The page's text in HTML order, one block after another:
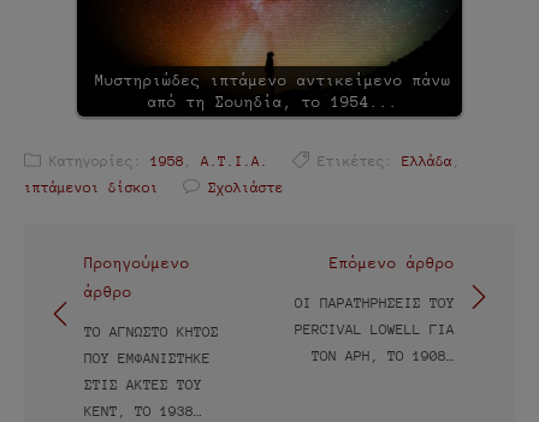
Μυστηριώδες ιπτάμενο αντικείμενο πάνω
από τη Σουηδία, το 1954...
Κατηγορίες: 1958 ,Α.Τ.Ι.Α. Ετικέτες: Ελλάδα ,
ιπτάμενοι δίσκοι
Σχολιάστε
Πλοήγηση
άρθρων
Προηγούμενο
άρθρο
ΤΟ ΆΓΝΩΣΤΟ ΚΉΤΟΣ
ΠΟΥ ΕΜΦΑΝΊΣΤΗΚΕ
ΣΤΙΣ ΑΚΤΈΣ ΤΟΥ
ΚΕΝΤ, ΤΟ 1938…
Επόμενο άρθρο
ΟΙ ΠΑΡΑΤΗΡΉΣΕΙΣ ΤΟΥ
PERCIVAL LOWELL ΓΙΑ
ΤΟΝ ΆΡΗ, ΤΟ 1908…